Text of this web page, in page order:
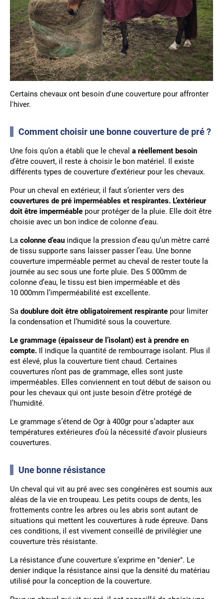
Certains chevaux ont besoin d'une couverture pour affronter
l'hiver.
Comment choisir une bonne couverture de pré ?
Une fois qu’on a établi que le cheval a réellement besoin
d’être couvert, il reste à choisir le bon matériel. Il existe
différents types de couverture d’extérieur pour les chevaux.
Pour un cheval en extérieur, il faut s’orienter vers des
couvertures de pré imperméables et respirantes. L’extérieur
doit être imperméable pour protéger de la pluie. Elle doit être
choisie avec un bon indice de colonne d’eau.
La colonne d’eau indique la pression d’eau qu’un mètre carré
de tissu supporte sans laisser passer l’eau. Une bonne
couverture imperméable permet au cheval de rester toute la
journée au sec sous une forte pluie. Des 5 000mm de
colonne d’eau, le tissu est bien imperméable et dès
10 000mm l’imperméabilité est excellente.
Sa doublure doit être obligatoirement respirante pour limiter
la condensation et l’humidité sous la couverture.
Le grammage (épaisseur de l’isolant) est à prendre en
compte. Il indique la quantité de rembourrage isolant. Plus il
est élevé, plus la couverture tient chaud. Certaines
couvertures n’ont pas de grammage, elles sont juste
imperméables. Elles conviennent en tout début de saison ou
pour les chevaux qui ont juste besoin d’être protégé de
l’humidité.
Le grammage s’étend de Ogr à 400gr pour s’adapter aux
températures extérieures d’où la nécessité d’avoir plusieurs
couvertures.
Une bonne résistance
Un cheval qui vit au pré avec ses congénères est soumis aux
aléas de la vie en troupeau. Les petits coups de dents, les
frottements contre les arbres ou les abris sont autant de
situations qui mettent les couvertures à rude épreuve. Dans
ces conditions, il est vivement conseillé de privilégier une
couverture très résistante.
La résistance d’une couverture s’exprime en "denier". Le
denier indique la résistance ainsi que la densité du matériau
utilisé pour la conception de la couverture.